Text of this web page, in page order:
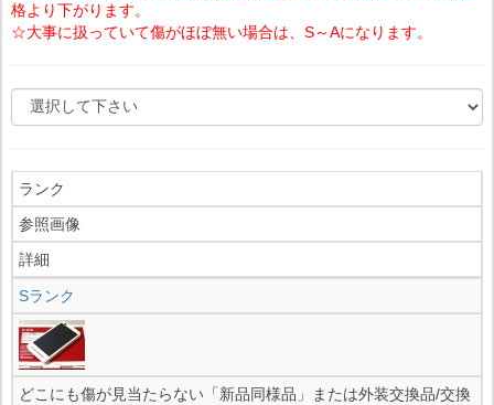
格より下がります。
☆大事に扱っていて傷がほぼ無い場合は、S～Aになります。
ランク
参照画像
詳細
Sランク
どこにも傷が見当たらない「新品同様品」または外装交換品/交換